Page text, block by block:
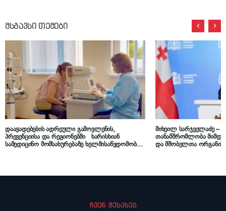
მსგავსი თემები
დაავადებების ადრეული გამოვლენის,
პრევენციისა და რეგიონებში ხარისხიან
სამედიცინო მომსახურებაზე ხელმისაწვდომობის
მიხეილ სარჯველაძე –
თანამშრომლობა
და მშობელთა
ჩვენ შესახებ